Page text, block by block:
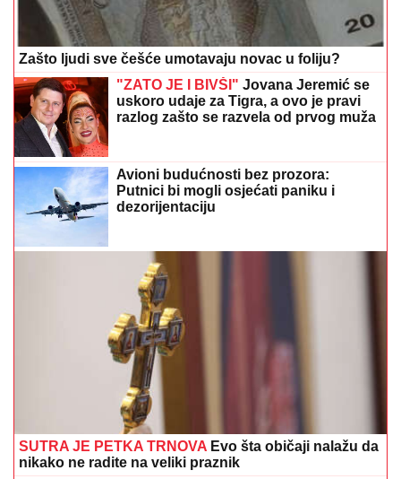
Zašto ljudi sve češće umotavaju novac u foliju?
"ZATO JE I BIVŠI" Jovana Jeremić se
uskoro udaje za Tigra, a ovo je pravi
razlog zašto se razvela od prvog muža
Avioni budućnosti bez prozora:
Putnici bi mogli osjećati paniku i
dezorijentaciju
SUTRA JE PETKA TRNOVA Evo šta običaji nalažu da
nikako ne radite na veliki praznik